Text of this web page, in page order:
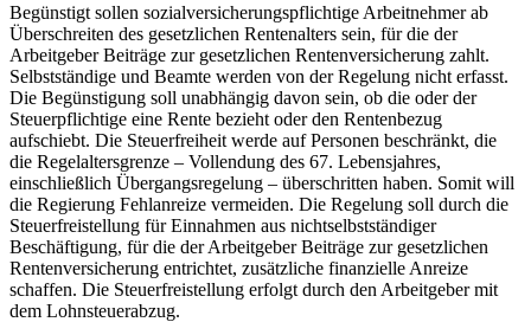
Begünstigt sollen sozialversicherungspflichtige Arbeitnehmer ab
Überschreiten des gesetzlichen Rentenalters sein, für die der
Arbeitgeber Beiträge zur gesetzlichen Rentenversicherung zahlt.
Selbstständige und Beamte werden von der Regelung nicht erfasst.
Die Begünstigung soll unabhängig davon sein, ob die oder der
Steuerpflichtige eine Rente bezieht oder den Rentenbezug
aufschiebt. Die Steuerfreiheit werde auf Personen beschränkt, die
die Regelaltersgrenze – Vollendung des 67. Lebensjahres,
einschließlich Übergangsregelung – überschritten haben. Somit will
die Regierung Fehlanreize vermeiden. Die Regelung soll durch die
Steuerfreistellung für Einnahmen aus nichtselbstständiger
Beschäftigung, für die der Arbeitgeber Beiträge zur gesetzlichen
Rentenversicherung entrichtet, zusätzliche finanzielle Anreize
schaffen. Die Steuerfreistellung erfolgt durch den Arbeitgeber mit
dem Lohnsteuerabzug.